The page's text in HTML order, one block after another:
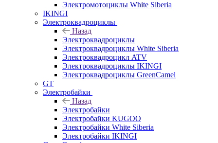
Электромотоциклы White Siberia
IKINGI
Электроквадроциклы
Назад
Электроквадроциклы
Электроквадроциклы White Siberia
Электроквадроцикл ATV
Электроквадроциклы IKINGI
Электроквадроциклы GreenCamel
GT
Электробайки
Назад
Электробайки
Электробайки KUGOO
Электробайки White Siberia
Электробайки IKINGI